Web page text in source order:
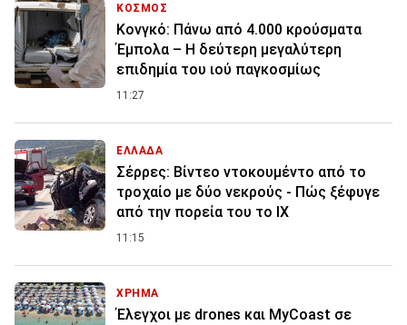
ΚΟΣΜΟΣ
Κονγκό: Πάνω από 4.000 κρούσματα
Έμπολα – Η δεύτερη μεγαλύτερη
επιδημία του ιού παγκοσμίως
11:27
ΕΛΛΑΔΑ
Σέρρες: Βίντεο ντοκουμέντο από το
τροχαίο με δύο νεκρούς - Πώς ξέφυγε
από την πορεία του το ΙΧ
11:15
ΧΡΗΜΑ
Έλεγχοι με drones και MyCoast σε